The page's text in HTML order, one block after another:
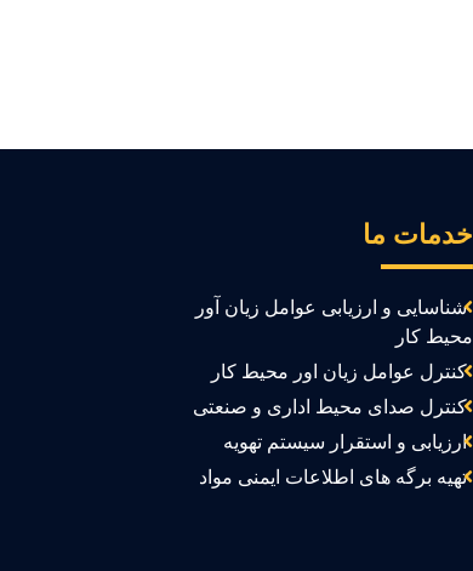
خدمات ما
شناسایی و ارزیابی عوامل زیان آور
محیط کار
کنترل عوامل زیان اور محیط کار
کنترل صدای محیط اداری و صنعتی
ارزیابی و استقرار سیستم تهویه
تهیه برگه های اطلاعات ایمنی مواد